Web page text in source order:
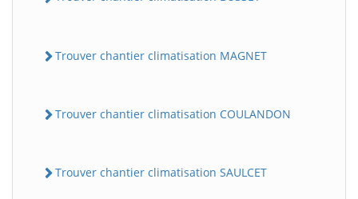
Trouver chantier climatisation MAGNET
Trouver chantier climatisation COULANDON
Trouver chantier climatisation SAULCET